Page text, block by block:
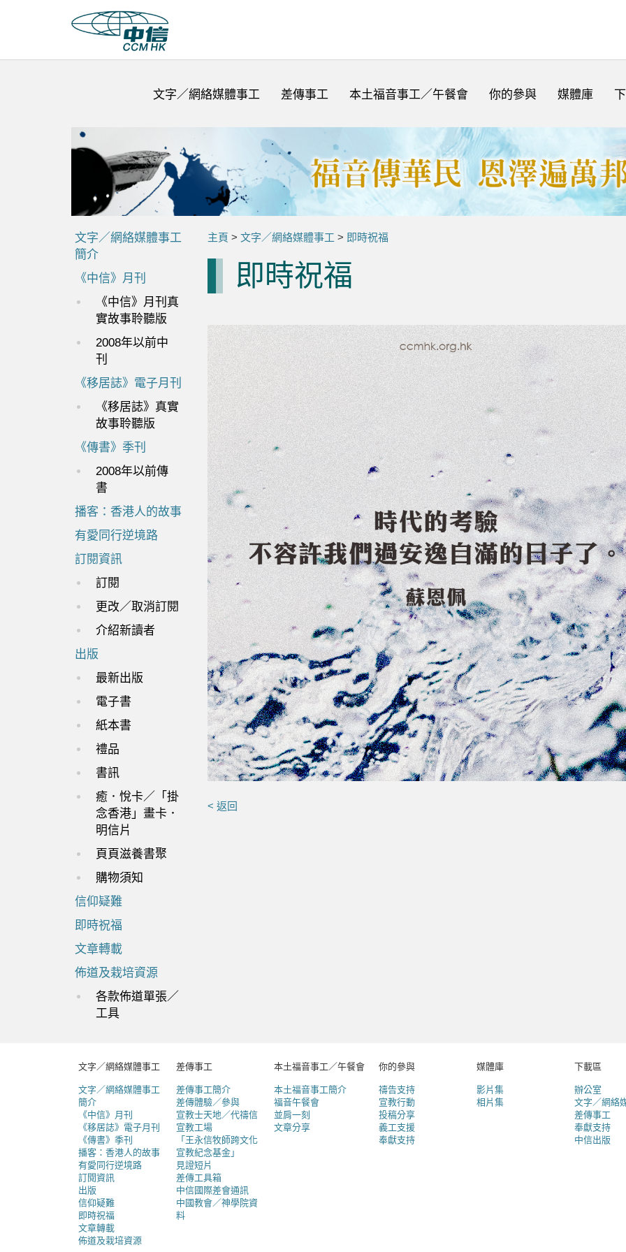
文字／網絡媒體事工 差傳事工 本土福音事工／午餐會 你的參與 媒體庫
文字／網絡媒體事工
簡介
《中信》月刊
《中信》月刊真
實故事聆聽版
2008年以前中
刊
《移居誌》電子月刊
《移居誌》真實
故事聆聽版
《傳書》季刊
2008年以前傳
書
播客：香港人的故事
有愛同行逆境路
訂閱資訊
訂閱
更改／取消訂閱
介紹新讀者
出版
最新出版
電子書
紙本書
禮品
書訊
癒．悅卡／「掛
念香港」畫卡．
明信片
頁頁滋養書聚
購物須知
信仰疑難
即時祝福
文章轉載
佈道及栽培資源
各款佈道單張／
工具
主頁 > 文字／網絡媒體事工 > 即時祝福
即時祝福
< 返回
文字／網絡媒體事工
文字／網絡媒體事工
簡介
《中信》月刊
《移居誌》電子月刊
《傳書》季刊
播客：香港人的故事
有愛同行逆境路
訂閱資訊
出版
信仰疑難
即時祝福
文章轉載
佈道及栽培資源
差傳事工
差傳事工簡介
差傳體驗／參與
宣教士天地／代禱信
宣教工場
「王永信牧師跨文化
宣教紀念基金」
見證短片
差傳工具箱
中信國際差會通訊
中國教會／神學院資
料
本土福音事工／午餐會
本土福音事工簡介
福音午餐會
並肩一刻
文章分享
你的參與
禱告支持
宣教行動
投稿分享
義工支援
奉獻支持
媒體庫
影片集
相片集
下載區
辦公室
文字／網絡
差傳事工
奉獻支持
中信出版